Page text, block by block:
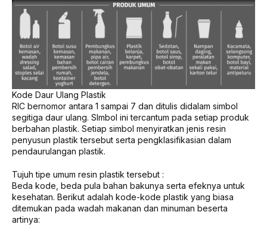
Kode Daur Ulang Plastik
RIC bernomor antara 1 sampai 7 dan ditulis didalam simbol
segitiga daur ulang. SImbol ini tercantum pada setiap produk
berbahan plastik. Setiap simbol menyiratkan jenis resin
penyusun plastik tersebut serta pengklasifikasian dalam
pendaurulangan plastik.
Tujuh tipe umum resin plastik tersebut :
Beda kode, beda pula bahan bakunya serta efeknya untuk
kesehatan. Berikut adalah kode-kode plastik yang biasa
ditemukan pada wadah makanan dan minuman beserta
artinya: